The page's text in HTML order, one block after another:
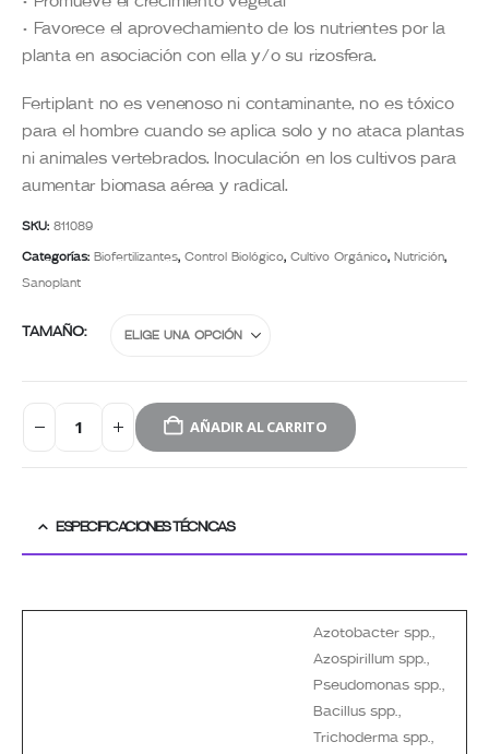
• Favorece el aprovechamiento de los nutrientes por la
planta en asociación con ella y/o su rizosfera.
Fertiplant no es venenoso ni contaminante, no es tóxico
para el hombre cuando se aplica solo y no ataca plantas
ni animales vertebrados. Inoculación en los cultivos para
aumentar biomasa aérea y radical.
SKU: 811089
Categorías: Biofertilizantes, Control Biológico, Cultivo Orgánico, Nutrición,
Sanoplant
TAMAÑO
AÑADIR AL CARRITO
ESPECIFICACIONES TÉCNICAS
Azotobacter spp.,
Azospirillum spp.,
Pseudomonas spp.,
Bacillus spp.,
Trichoderma spp.,